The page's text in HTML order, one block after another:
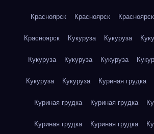
Красноярск Красноярск Красноярск
Красноярск Кукуруза Кукуруза
Кукуруза Кукуруза Кукуруза
Кукуруза Кукуруза Куриная грудка
Куриная грудка Куриная грудка
Куриная грудка Куриная грудка